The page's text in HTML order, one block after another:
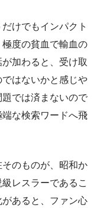
けでもインパクト
度の貧血で輸血の
加わると、受け取
はないかと感じや
では済まないので
な検索ワードへ飛
のものが、昭和か
レスラーであるこ
あると、ファン心